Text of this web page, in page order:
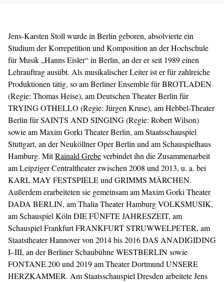
Jens-Karsten Stoll wurde in Berlin geboren, absolvierte ein
Studium der Korrepetition und Komposition an der Hochschule
für Musik „Hanns Eisler“ in Berlin, an der er seit 1989 einen
Lehrauftrag ausübt. Als musikalischer Leiter ist er für zahlreiche
Produktionen tätig, so am Berliner Ensemble für BROTLADEN
(Regie: Thomas Heise), am Deutschen Theater Berlin für
TRYING OTHELLO (Regie: Jürgen Kruse), am Hebbel-Theater
Berlin für SAINTS AND SINGING (Regie: Robert Wilson)
sowie am Maxim Gorki Theater Berlin, am Staatsschauspiel
Stuttgart, an der Neuköllner Oper Berlin und am Schauspielhaus
Hamburg. MitRainald Grebeverbindet ihn die Zusammenarbeit
am Leipziger Centraltheater zwischen 2008 und 2013, u. a. bei
KARL MAY FESTSPIELE und GRIMMS MÄRCHEN.
Außerdem erarbeiteten sie gemeinsam am Maxim Gorki Theater
DADA BERLIN, am Thalia Theater Hamburg VOLKSMUSIK,
am Schauspiel Köln DIE FÜNFTE JAHRESZEIT, am
Schauspiel Frankfurt FRANKFURT STRUWWELPETER, am
Staatstheater Hannover von 2014 bis 2016 DAS ANADIGIDING
I–III, an der Berliner Schaubühne WESTBERLIN sowie
FONTANE.200 und 2019 am Theater Dortmund UNSERE
HERZKAMMER. Am Staatsschauspiel Dresden arbeitete Jens